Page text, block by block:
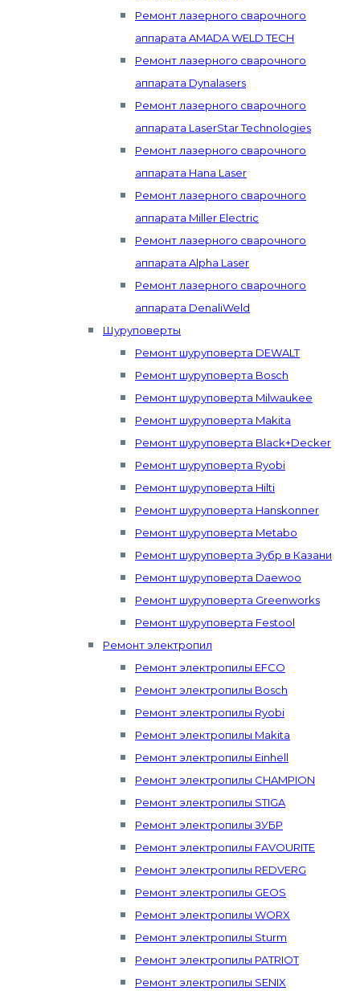
Ремонт лазерного сварочного
аппарата AMADA WELD TECH
Ремонт лазерного сварочного
аппарата Dynalasers
Ремонт лазерного сварочного
аппарата LaserStar Technologies
Ремонт лазерного сварочного
аппарата Hana Laser
Ремонт лазерного сварочного
аппарата Miller Electric
Ремонт лазерного сварочного
аппарата Alpha Laser
Ремонт лазерного сварочного
аппарата DenaliWeld
Шуруповерты
Ремонт шуруповерта DEWALT
Ремонт шуруповерта Bosch
Ремонт шуруповерта Milwaukee
Ремонт шуруповерта Makita
Ремонт шуруповерта Black+Decker
Ремонт шуруповерта Ryobi
Ремонт шуруповерта Hilti
Ремонт шуруповерта Hanskonner
Ремонт шуруповерта Metabo
Ремонт шуруповерта Зубр в Казани
Ремонт шуруповерта Daewoo
Ремонт шуруповерта Greenworks
Ремонт шуруповерта Festool
Ремонт электропил
Ремонт электропилы EFCO
Ремонт электропилы Bosch
Ремонт электропилы Ryobi
Ремонт электропилы Makita
Ремонт электропилы Einhell
Ремонт электропилы CHAMPION
Ремонт электропилы STIGA
Ремонт электропилы ЗУБР
Ремонт электропилы FAVOURITE
Ремонт электропилы REDVERG
Ремонт электропилы GEOS
Ремонт электропилы WORX
Ремонт электропилы Sturm
Ремонт электропилы PATRIOT
Ремонт электропилы SENIX